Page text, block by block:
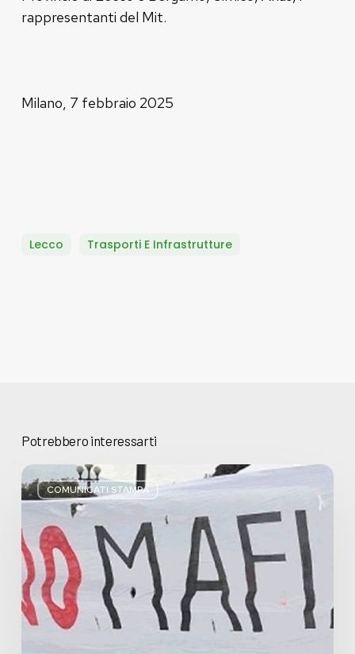
rappresentanti del Mit.
Milano, 7 febbraio 2025
Lecco Trasporti E Infrastrutture
Potrebbero interessarti
COMUNICATI STAMPA
Basta
bugie,
Regione
Lombardia
pratica
l’antimafia
solo
a
parole